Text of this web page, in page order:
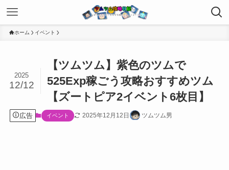
ホーム イベント
【ツムツム】紫色のツムで
525Exp稼ごう攻略おすすめツム
【ズートピア2イベント6枚目】
2025
12/12
広告 イベント 2025年12月12日 ツムツム男